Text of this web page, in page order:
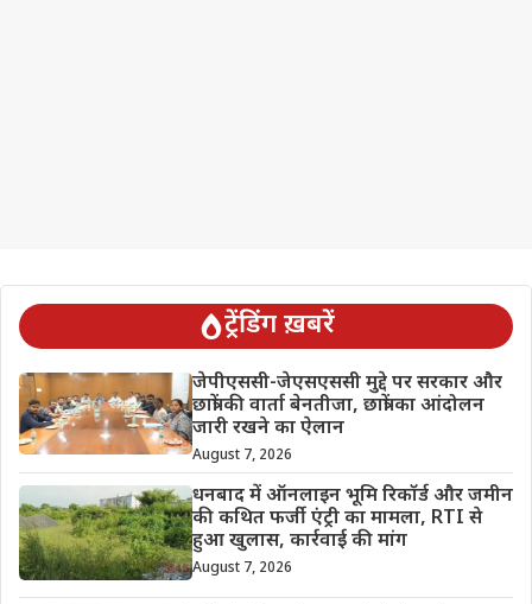
ट्रेंडिंग ख़बरें
जेपीएससी-जेएसएससी मुद्दे पर सरकार और
छात्रों की वार्ता बेनतीजा, छात्रों का आंदोलन
जारी रखने का ऐलान
August 7, 2026
धनबाद में ऑनलाइन भूमि रिकॉर्ड और जमीन
की कथित फर्जी एंट्री का मामला, RTI से
हुआ खुलास, कार्रवाई की मांग
August 7, 2026